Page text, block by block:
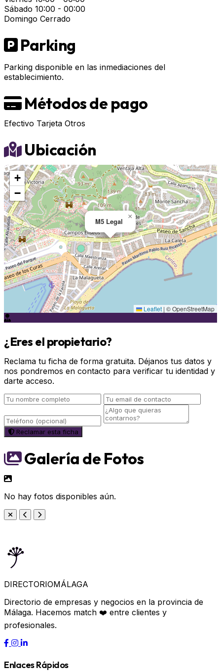
Sábado 10:00 - 00:00
Domingo Cerrado
Parking
Parking disponible en las inmediaciones del
establecimiento.
Métodos de pago
Efectivo Tarjeta Otros
Ubicación
M5 Legal
×
+
−
Leaflet | © OpenStreetMap
¿Eres el propietario?
Reclama tu ficha de forma gratuita. Déjanos tus datos y
nos pondremos en contacto para verificar tu identidad y
darte acceso.
Reclamar esta ficha
Galería de Fotos
No hay fotos disponibles aún.
DIRECTORIOMÁLAGA
Directorio de empresas y negocios en la provincia de
Málaga. Hacemos match ❤️ entre clientes y
profesionales.
Enlaces Rápidos